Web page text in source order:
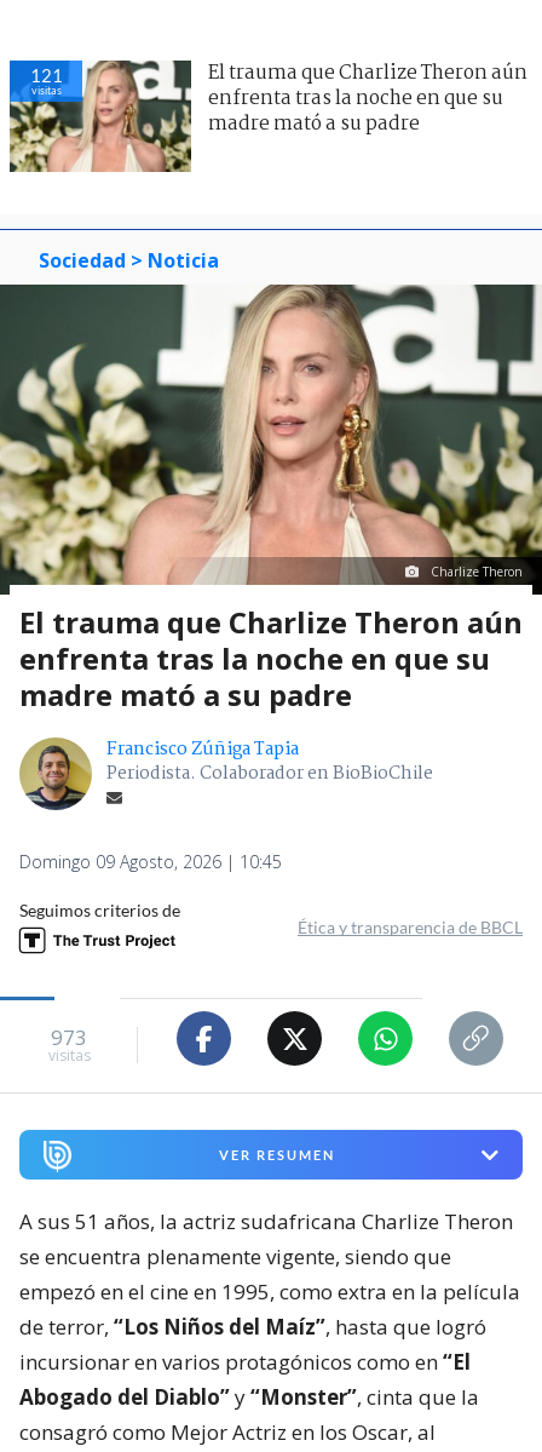
121
visitas
El trauma que Charlize Theron aún
enfrenta tras la noche en que su
madre mató a su padre
Sociedad > Noticia
Charlize Theron
El trauma que Charlize Theron aún
enfrenta tras la noche en que su
madre mató a su padre
Francisco Zúñiga Tapia
Periodista. Colaborador en BioBioChile
Domingo 09 Agosto, 2026 | 10:45
Seguimos criterios de
Ética y transparencia de BBCL
973
visitas
VER RESUMEN
A sus 51 años, la actriz sudafricana Charlize Theron
se encuentra plenamente vigente, siendo que
empezó en el cine en 1995, como extra en la película
de terror, “Los Niños del Maíz”, hasta que logró
incursionar en varios protagónicos como en“El
Abogado del Diablo”y“Monster”, cinta que la
consagró como Mejor Actriz en los Oscar, al